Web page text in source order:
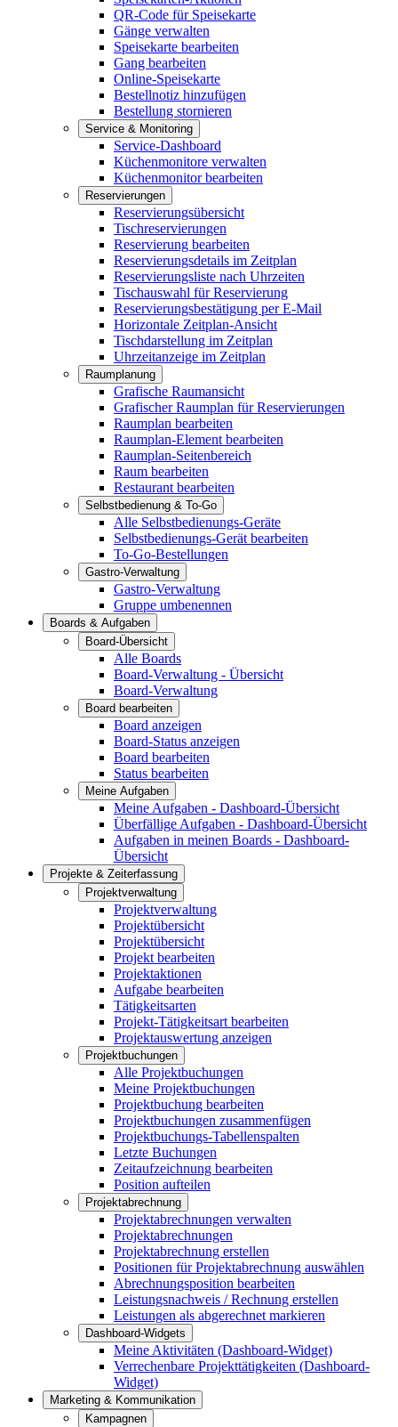
QR-Code für Speisekarte
Gänge verwalten
Speisekarte bearbeiten
Gang bearbeiten
Online-Speisekarte
Bestellnotiz hinzufügen
Bestellung stornieren
Service & Monitoring
Service-Dashboard
Küchenmonitore verwalten
Küchenmonitor bearbeiten
Reservierungen
Reservierungsübersicht
Tischreservierungen
Reservierung bearbeiten
Reservierungsdetails im Zeitplan
Reservierungsliste nach Uhrzeiten
Tischauswahl für Reservierung
Reservierungsbestätigung per E-Mail
Horizontale Zeitplan-Ansicht
Tischdarstellung im Zeitplan
Uhrzeitanzeige im Zeitplan
Raumplanung
Grafische Raumansicht
Grafischer Raumplan für Reservierungen
Raumplan bearbeiten
Raumplan-Element bearbeiten
Raumplan-Seitenbereich
Raum bearbeiten
Restaurant bearbeiten
Selbstbedienung & To-Go
Alle Selbstbedienungs-Geräte
Selbstbedienungs-Gerät bearbeiten
To-Go-Bestellungen
Gastro-Verwaltung
Gastro-Verwaltung
Gruppe umbenennen
Boards & Aufgaben
Board-Übersicht
Alle Boards
Board-Verwaltung - Übersicht
Board-Verwaltung
Board bearbeiten
Board anzeigen
Board-Status anzeigen
Board bearbeiten
Status bearbeiten
Meine Aufgaben
Meine Aufgaben - Dashboard-Übersicht
Überfällige Aufgaben - Dashboard-Übersicht
Aufgaben in meinen Boards - Dashboard-
Übersicht
Projekte & Zeiterfassung
Projektverwaltung
Projektverwaltung
Projektübersicht
Projektübersicht
Projekt bearbeiten
Projektaktionen
Aufgabe bearbeiten
Tätigkeitsarten
Projekt-Tätigkeitsart bearbeiten
Projektauswertung anzeigen
Projektbuchungen
Alle Projektbuchungen
Meine Projektbuchungen
Projektbuchung bearbeiten
Projektbuchungen zusammenfügen
Projektbuchungs-Tabellenspalten
Letzte Buchungen
Zeitaufzeichnung bearbeiten
Position aufteilen
Projektabrechnung
Projektabrechnungen verwalten
Projektabrechnungen
Projektabrechnung erstellen
Positionen für Projektabrechnung auswählen
Abrechnungsposition bearbeiten
Leistungsnachweis / Rechnung erstellen
Leistungen als abgerechnet markieren
Dashboard-Widgets
Meine Aktivitäten (Dashboard-Widget)
Verrechenbare Projekttätigkeiten (Dashboard-
Widget)
Marketing & Kommunikation
Kampagnen